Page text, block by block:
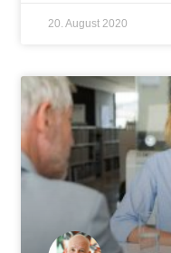
20. August 2020